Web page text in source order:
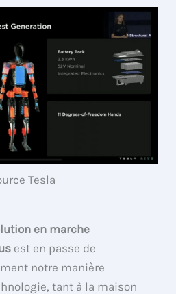
Tesla
en marche
est en passe de
notre manière
tant à la maison